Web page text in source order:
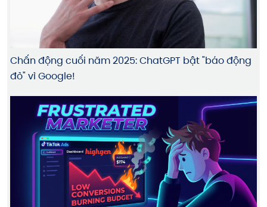
Chấn động cuối năm 2025: ChatGPT bật "báo động
đỏ" vì Google!